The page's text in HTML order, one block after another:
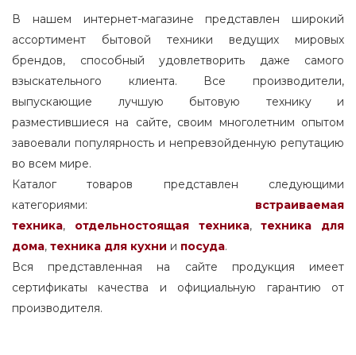
В нашем интернет-магазине представлен широкий
ассортимент бытовой техники ведущих мировых
брендов, способный удовлетворить даже самого
взыскательного клиента. Все производители,
выпускающие лучшую бытовую технику и
разместившиеся на сайте, своим многолетним опытом
завоевали популярность и непревзойденную репутацию
во всем мире.
Каталог товаров представлен следующими
категориями: встраиваемая
техника, отдельностоящаятехника,
техника для
дома, техника для кухни и посуда.
Вся представленная на сайте продукция имеет
сертификаты качества и официальную гарантию от
производителя.